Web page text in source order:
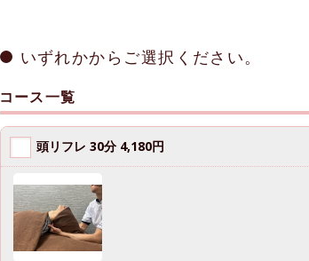
いずれかからご選択ください。
コース一覧
頭リフレ 30分 4,180円